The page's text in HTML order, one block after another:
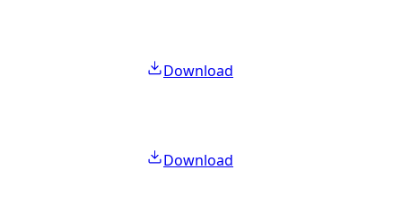
Download
Download